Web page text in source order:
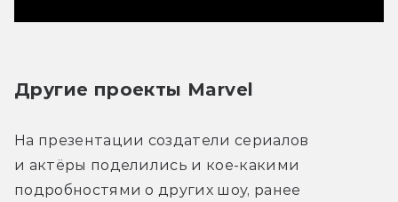
Другие проекты Marvel
На презентации создатели сериалов
и актёры поделились и кое-какими
подробностями о других шоу, ранее